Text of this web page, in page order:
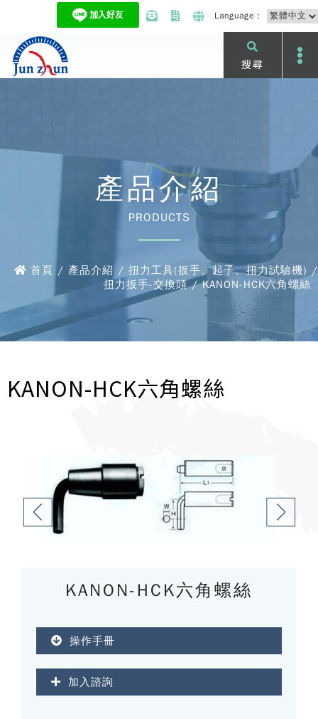
Language：
搜尋
產品介紹
PRODUCTS
首頁 / 產品介紹 / 扭力工具(扳手、起子、扭力試驗機) /
扭力扳手-交換頭 / KANON-HCK六角螺絲
KANON-HCK六角螺絲
KANON-HCK六角螺絲
操作手冊
加入諮詢